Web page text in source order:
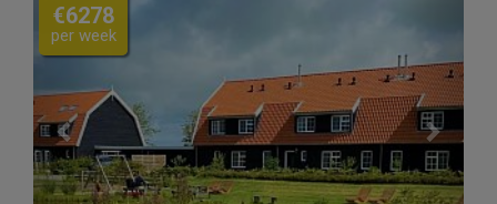
€6278
per week